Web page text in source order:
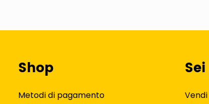
Shop
Metodi di pagamento